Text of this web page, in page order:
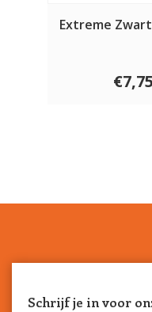
Extreme Zwart
€7,75
Schrijf je in voor